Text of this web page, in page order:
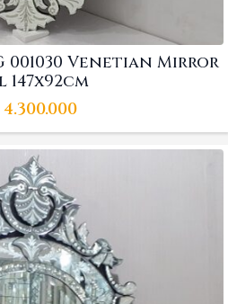
001030 Venetian Mirror
147x92cm
4.300.000